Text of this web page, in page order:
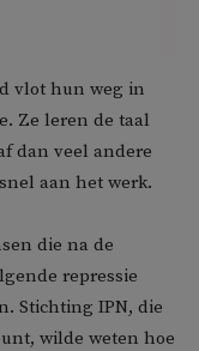
vlot hun weg in
Ze leren de taal
dan veel andere
aan het werk.
die na de
repressie
Stichting IPN, die
wilde weten hoe